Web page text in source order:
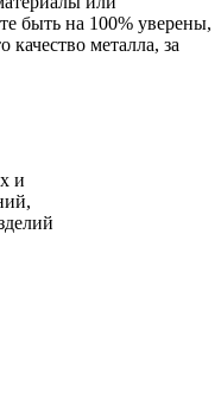
быть на 100% уверены,
металла, за
и